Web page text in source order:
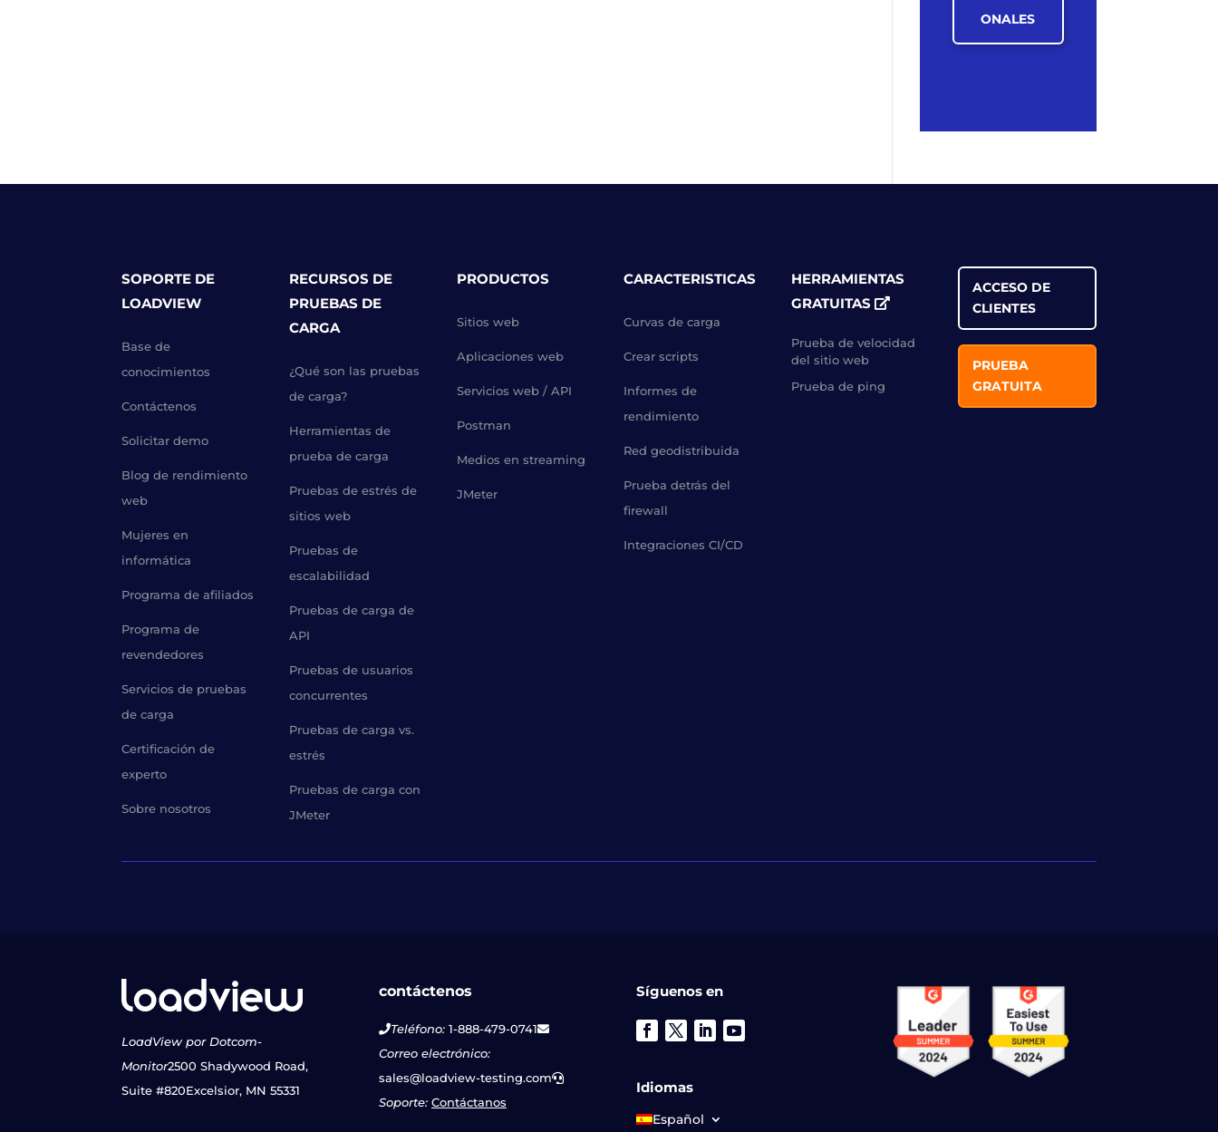
ONALES
SOPORTE DE
LOADVIEW
Base de
conocimientos
Contáctenos
Solicitar demo
Blog de rendimiento
web
Mujeres en
informática
Programa de afiliados
Programa de
revendedores
Servicios de pruebas
de carga
Certificación de
experto
Sobre nosotros
RECURSOS DE
PRUEBAS DE
CARGA
¿Qué son las pruebas
de carga?
Herramientas de
prueba de carga
Pruebas de estrés de
sitios web
Pruebas de
escalabilidad
Pruebas de carga de
API
Pruebas de usuarios
concurrentes
Pruebas de carga vs.
estrés
Pruebas de carga con
JMeter
PRODUCTOS
Sitios web
Aplicaciones web
Servicios web / API
Postman
Medios en streaming
JMeter
CARACTERISTICAS
Curvas de carga
Crear scripts
Informes de
rendimiento
Red geodistribuida
Prueba detrás del
firewall
Integraciones CI/CD
HERRAMIENTAS
GRATUITAS
Prueba de velocidad
del sitio web
Prueba de ping
ACCESO DE
CLIENTES
PRUEBA
GRATUITA
LoadView por Dotcom-
Monitor2500 Shadywood Road,
Suite #820Excelsior, MN 55331
contáctenos
Teléfono:1-888-479-0741
Correo electrónico:
sales@loadview-testing.com
Soporte: Contáctanos
Síguenos en
Idiomas
Español